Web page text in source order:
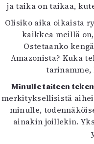
ja taika on taikaa,
Olisiko aika oikaista
kaikkea meillä
Ostetaanko
Amazonista? Kuka
tarinamme,
Minulle taiteen
merkityksellisistä
minulle,
ainakin joillekin.